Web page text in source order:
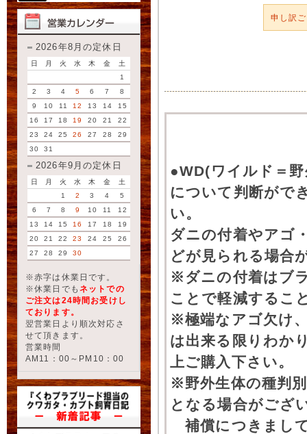
2026年8月の定休日
日 月 火 水 木 金
土
1
2
3 4 5 6 7
8
9
10 11 12 13 14
15
16
17 18 19 20 21
22
23
24 25 26 27 28
29
30
31
2026年9月の定休日
日 月 火 水 木 金
土
1
2 3 4
5
6
7 8 9 10 11
12
13
14 15 16 17 18
19
20
21 22 23 24 25
26
27
28 29 30
※赤字は休業日です。
※休業日でも ネットでの
ご注文は24時間お受けし
ております。
翌営業日より順次対応さ
せて頂きます。
営業時間
AM11：00～PM10：00
申し訳
●WD(ワイルド＝
について判断がで
い。
ダニの付着やアゴ
どが見られる場合
※ダニの付着はブ
ことで軽減するこ
※極端なアゴ欠け
は出来る限りわか
上ご購入下さい。
※野外生体の種判
となる場合がござ
補償につきまし